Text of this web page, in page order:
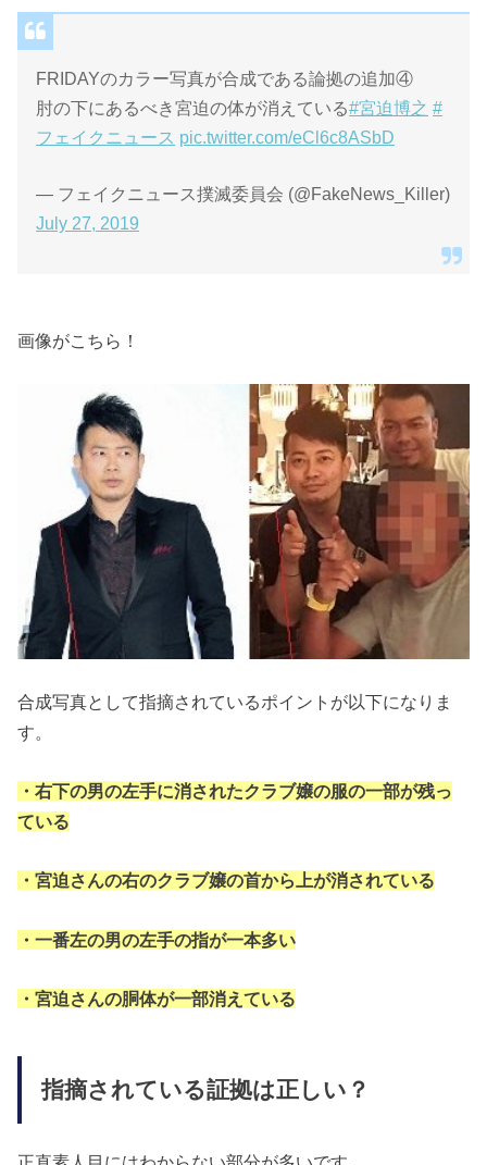
FRIDAYのカラー写真が合成である論拠の追加④
肘の下にあるべき宮迫の体が消えている#宮迫博之 #
フェイクニュース pic.twitter.com/eCl6c8ASbD
— フェイクニュース撲滅委員会 (@FakeNews_Killer)
July 27, 2019
画像がこちら！
合成写真として指摘されているポイントが以下になりま
す。
・右下の男の左手に消されたクラブ嬢の服の一部が残っ
ている
・宮迫さんの右のクラブ嬢の首から上が消されている
・一番左の男の左手の指が一本多い
・宮迫さんの胴体が一部消えている
指摘されている証拠は正しい？